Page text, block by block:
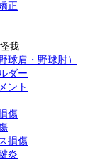
正
我
球肩・野球肘）
ダー
ント
傷
損傷
炎